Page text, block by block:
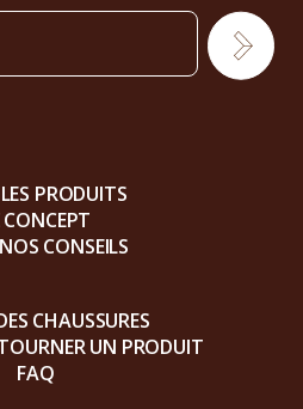
PRODUITS
CONCEPT
CONSEILS
CHAUSSURES
UN PRODUIT
FAQ